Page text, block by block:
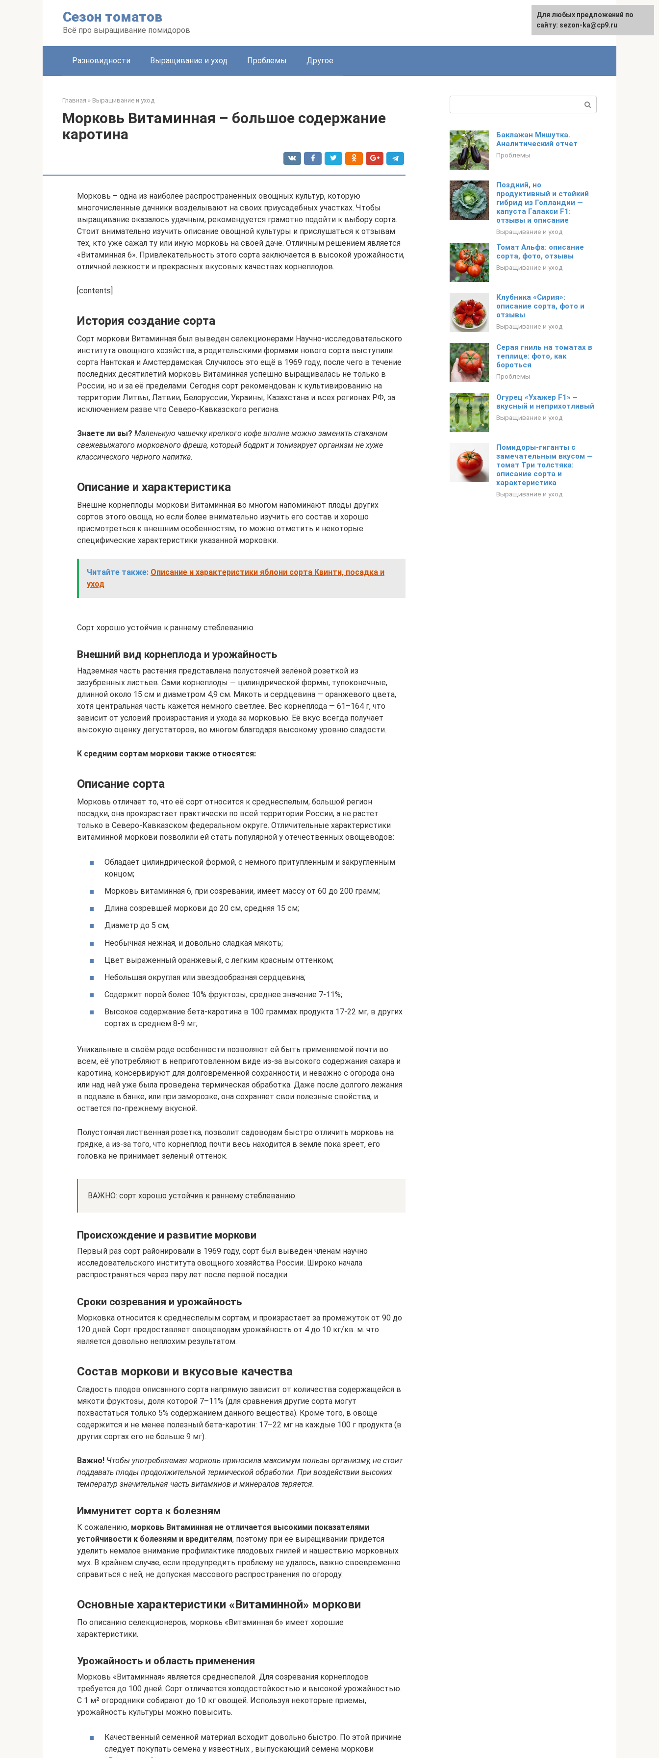
Сезон томатов
Всё про выращивание помидоров
Разновидности Выращивание и уход Проблемы Другое
Главная » Выращивание и уход
Морковь Витаминная – большое содержание
каротина
Морковь – одна из наиболее распространенных овощных культур, которую
многочисленные дачники возделывают на своих приусадебных участках. Чтобы
выращивание оказалось удачным, рекомендуется грамотно подойти к выбору сорта.
Стоит внимательно изучить описание овощной культуры и прислушаться к отзывам
тех, кто уже сажал ту или иную морковь на своей даче. Отличным решением является
«Витаминная 6». Привлекательность этого сорта заключается в высокой урожайности,
отличной лежкости и прекрасных вкусовых качествах корнеплодов.
[contents]
История создание сорта
Сорт моркови Витаминная был выведен селекционерами Научно-исследовательского
института овощного хозяйства, а родительскими формами нового сорта выступили
сорта Нантская и Амстердамская. Случилось это ещё в 1969 году, после чего в течение
последних десятилетий морковь Витаминная успешно выращивалась не только в
России, но и за её пределами. Сегодня сорт рекомендован к культивированию на
территории Литвы, Латвии, Белоруссии, Украины, Казахстана и всех регионах РФ, за
исключением разве что Северо-Кавказского региона.
Знаете ли вы? Маленькую чашечку крепкого кофе вполне можно заменить стаканом
свежевыжатого морковного фреша, который бодрит и тонизирует организм не хуже
классического чёрного напитка.
Описание и характеристика
Внешне корнеплоды моркови Витаминная во многом напоминают плоды других
сортов этого овоща, но если более внимательно изучить его состав и хорошо
присмотреться к внешним особенностям, то можно отметить и некоторые
специфические характеристики указанной морковки.
Читайте также: Описание и характеристики яблони сорта Квинти, посадка и
уход
Сорт хорошо устойчив к раннему стеблеванию
Внешний вид корнеплода и урожайность
Надземная часть растения представлена полустоячей зелёной розеткой из
зазубренных листьев. Сами корнеплоды — цилиндрической формы, тупоконечные,
длинной около 15 см и диаметром 4,9 см. Мякоть и сердцевина — оранжевого цвета,
хотя центральная часть кажется немного светлее. Вес корнеплода — 61–164 г, что
зависит от условий произрастания и ухода за морковью. Её вкус всегда получает
высокую оценку дегустаторов, во многом благодаря высокому уровню сладости.
К средним сортам моркови также относятся:
Описание сорта
Морковь отличает то, что её сорт относится к среднеспелым, большой регион
посадки, она произрастает практически по всей территории России, а не растет
только в Северо-Кавказском федеральном округе. Отличительные характеристики
витаминной моркови позволили ей стать популярной у отечественных овощеводов:
Обладает цилиндрической формой, с немного притупленным и закругленным
концом;
Морковь витаминная 6, при созревании, имеет массу от 60 до 200 грамм;
Длина созревшей моркови до 20 см, средняя 15 см;
Диаметр до 5 см;
Необычная нежная, и довольно сладкая мякоть;
Цвет выраженный оранжевый, с легким красным оттенком;
Небольшая округлая или звездообразная сердцевина;
Содержит порой более 10% фруктозы, среднее значение 7-11%;
Высокое содержание бета-каротина в 100 граммах продукта 17-22 мг, в других
сортах в среднем 8-9 мг;
Уникальные в своём роде особенности позволяют ей быть применяемой почти во
всем, её употребляют в неприготовленном виде из-за высокого содержания сахара и
каротина, консервируют для долговременной сохранности, и неважно с огорода она
или над ней уже была проведена термическая обработка. Даже после долгого лежания
в подвале в банке, или при заморозке, она сохраняет свои полезные свойства, и
остается по-прежнему вкусной.
Полустоячая лиственная розетка, позволит садоводам быстро отличить морковь на
грядке, а из-за того, что корнеплод почти весь находится в земле пока зреет, его
головка не принимает зеленый оттенок.
ВАЖНО: сорт хорошо устойчив к раннему стеблеванию.
Происхождение и развитие моркови
Первый раз сорт районировали в 1969 году, сорт был выведен членам научно
исследовательского института овощного хозяйства России. Широко начала
распространяться через пару лет после первой посадки.
Сроки созревания и урожайность
Морковка относится к среднеспелым сортам, и произрастает за промежуток от 90 до
120 дней. Сорт предоставляет овощеводам урожайность от 4 до 10 кг/кв. м. что
является довольно неплохим результатом.
Состав моркови и вкусовые качества
Сладость плодов описанного сорта напрямую зависит от количества содержащейся в
мякоти фруктозы, доля которой 7–11% (для сравнения другие сорта могут
похвастаться только 5% содержанием данного вещества). Кроме того, в овоще
содержится и не менее полезный бета-каротин: 17–22 мг на каждые 100 г продукта (в
других сортах его не больше 9 мг).
Важно! Чтобы употребляемая морковь приносила максимум пользы организму, не стоит
поддавать плоды продолжительной термической обработки. При воздействии высоких
температур значительная часть витаминов и минералов теряется.
Иммунитет сорта к болезням
К сожалению, морковь Витаминная не отличается высокими показателями
устойчивости к болезням и вредителям, поэтому при её выращивании придётся
уделить немалое внимание профилактике плодовых гнилей и нашествию морковных
мух. В крайнем случае, если предупредить проблему не удалось, важно своевременно
справиться с ней, не допуская массового распространения по огороду.
Основные характеристики «Витаминной» моркови
По описанию селекционеров, морковь «Витаминная 6» имеет хорошие
характеристики.
Урожайность и область применения
Морковь «Витаминная» является среднеспелой. Для созревания корнеплодов
требуется до 100 дней. Сорт отличается холодостойкостью и высокой урожайностью.
С 1 м² огородники собирают до 10 кг овощей. Используя некоторые приемы,
урожайность культуры можно повысить.
Качественный семенной материал всходит довольно быстро. По этой причине
следует покупать семена у известных , выпускающий семена моркови
Баклажан Мишутка.
Аналитический отчет
Проблемы
Поздний, но
продуктивный и стойкий
гибрид из Голландии —
капуста Галакси F1:
отзывы и описание
Выращивание и уход
Томат Альфа: описание
сорта, фото, отзывы
Выращивание и уход
Клубника «Сирия»:
описание сорта, фото и
отзывы
Выращивание и уход
Серая гниль на томатах в
теплице: фото, как
бороться
Проблемы
Огурец «Ухажер F1» –
вкусный и неприхотливый
Выращивание и уход
Помидоры-гиганты с
замечательным вкусом —
томат Три толстяка:
описание сорта и
характеристика
Выращивание и уход
Для любых предложений по
сайту: sezon-ka@cp9.ru